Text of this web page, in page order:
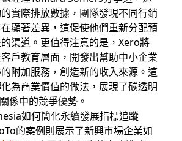
實際排放數據，團隊發現不同行銷
顯著差異，這促使他們重新分配預
渠道。更值得注意的是，Xero將
戶教育層面，開發出幫助中小企業
附加服務，創造新的收入來源。這
為商業價值的做法，展現了碳透明
係中的競爭優勢。
如何簡化永續發展指標追蹤
的案例則展示了新興市場企業如